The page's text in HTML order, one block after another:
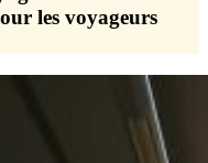
les voyageurs